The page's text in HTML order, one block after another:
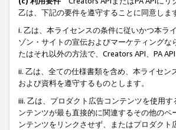
乙は、下記の要件を遵守することに同意しま
i. 乙は、本ライセンスの条件に従いかつ本ラ
ゾン・サイトの宣伝およびマーケティング
たはそれ以外の方法で、Creators API、PA
ii. 乙は、全ての仕様書類を含め、本ライセ
および資料を遵守するものとします。
iii. 乙は、プロダクト広告コンテンツを使用
ンテンツが最も直接的に関連するその他の
ンテンツをリンクさせず、またはプロダク